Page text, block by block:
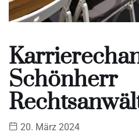
Schönherr
20. März 2024